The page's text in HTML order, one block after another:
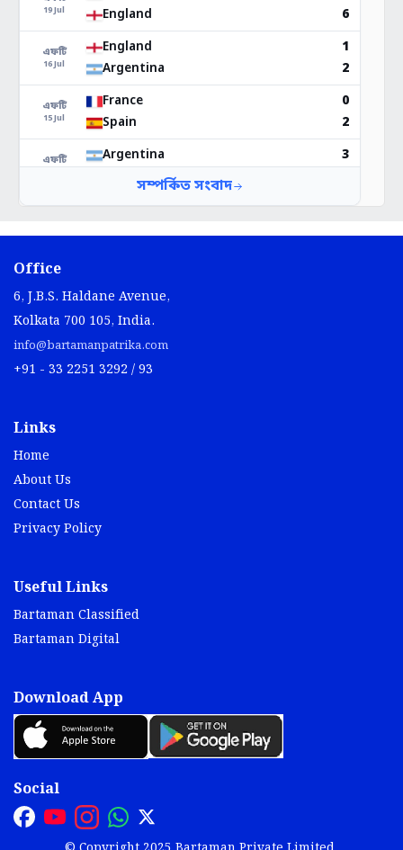
Office
6, J.B.S. Haldane Avenue,
Kolkata 700 105, India.
info@bartamanpatrika.com
+91 - 33 2251 3292 / 93
Links
Home
About Us
Contact Us
Privacy Policy
Useful Links
Bartaman Classified
Bartaman Digital
Download App
Social